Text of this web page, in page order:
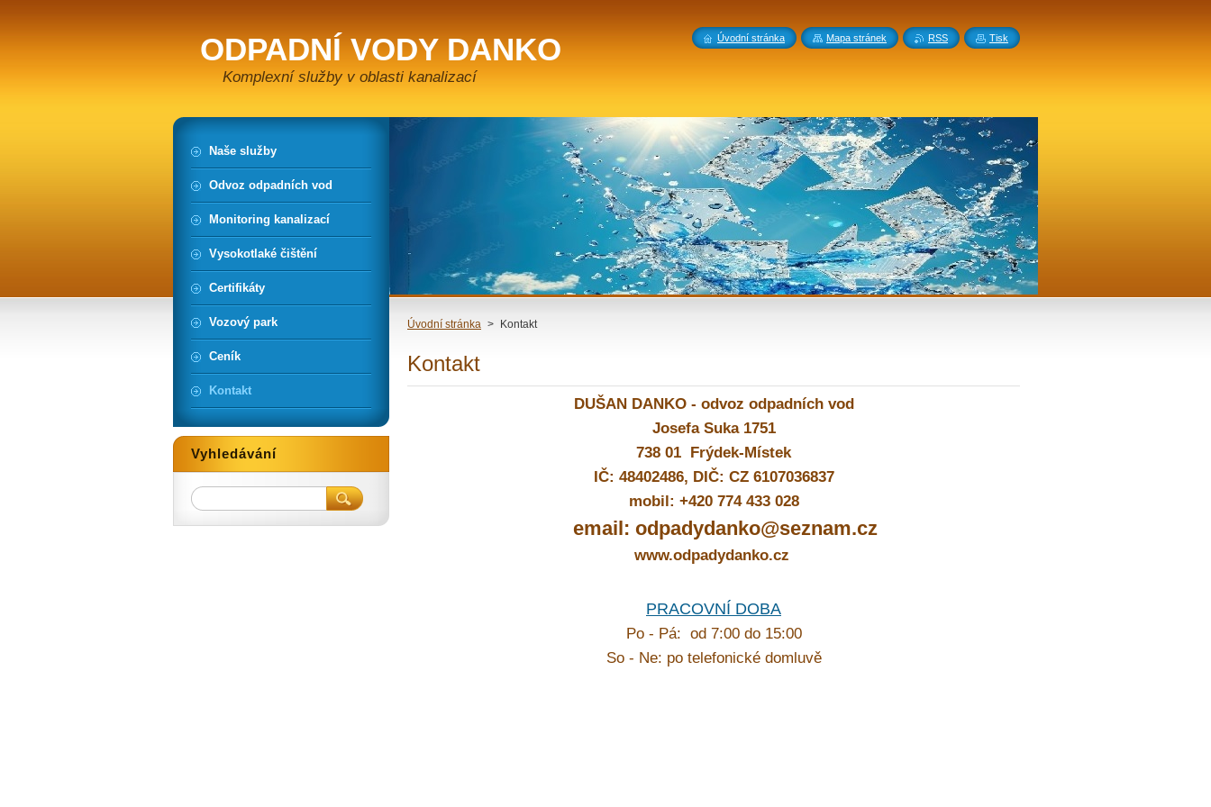
ODPADNÍ VODY DANKO
Komplexní služby v oblasti kanalizací
Úvodní stránka > Kontakt
Kontakt
DUŠAN DANKO - odvoz odpadních vod
Josefa Suka 1751
738 01 Frýdek-Místek
IČ: 48402486, DIČ: CZ 6107036837
mobil: +420 774 433 028
email: odpadydanko@seznam.cz
www.odpadydanko.cz
PRACOVNÍ DOBA
Po - Pá: od 7:00 do 15:00
So - Ne: po telefonické domluvě
Naše služby
Odvoz odpadních vod
Monitoring kanalizací
Vysokotlaké čištění
Certifikáty
Vozový park
Ceník
Kontakt
Vyhledávání
Úvodní stránka Mapa stránek RSS Tisk